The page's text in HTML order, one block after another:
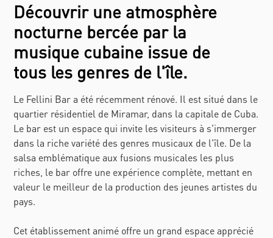
Découvrir une atmosphère
nocturne bercée par la
musique cubaine issue de
tous les genres de l'île.
Le Fellini Bar a été récemment rénové. Il est situé dans le
quartier résidentiel de Miramar, dans la capitale de Cuba.
Le bar est un espace qui invite les visiteurs à s'immerger
dans la riche variété des genres musicaux de l'île. De la
salsa emblématique aux fusions musicales les plus
riches, le bar offre une expérience complète, mettant en
valeur le meilleur de la production des jeunes artistes du
pays.
Cet établissement animé offre un grand espace apprécié